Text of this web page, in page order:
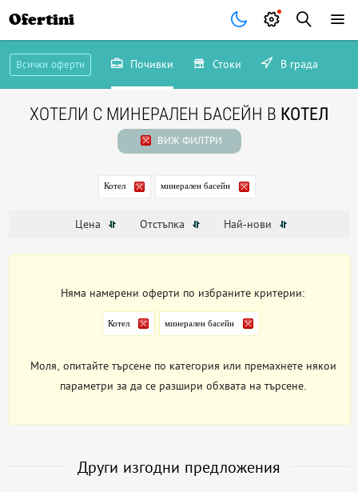
Ofertini
Всички оферти Почивки Стоки В града
ХОТЕЛИ С МИНЕРАЛЕН БАСЕЙН В КОТЕЛ
ВИЖ ФИЛТРИ
Котел минерален басейн
Цена Отстъпка Най-нови
Няма намерени оферти по избраните критерии:
Котел минерален басейн
Моля, опитайте търсене по категория или премахнете някои
параметри за да се разшири обхвата на търсене.
Други изгодни предложения